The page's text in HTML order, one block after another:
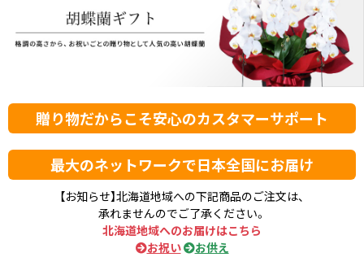
贈り物だからこそ安心のカスタマーサポート
最大のネットワークで日本全国にお届け
【お知らせ】北海道地域への下記商品のご注文は、
承れませんのでご了承ください。
北海道地域へのお届けはこちら
お祝い
お供え